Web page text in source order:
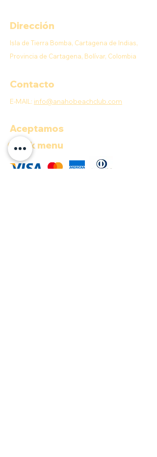
Dirección
Isla de Tierra Bomba, Cartagena de Indias,
Provincia de Cartagena, Bolívar, Colombia
Contacto
E-MAIL: info@anahobeachclub.com
Aceptamos
Quick menu